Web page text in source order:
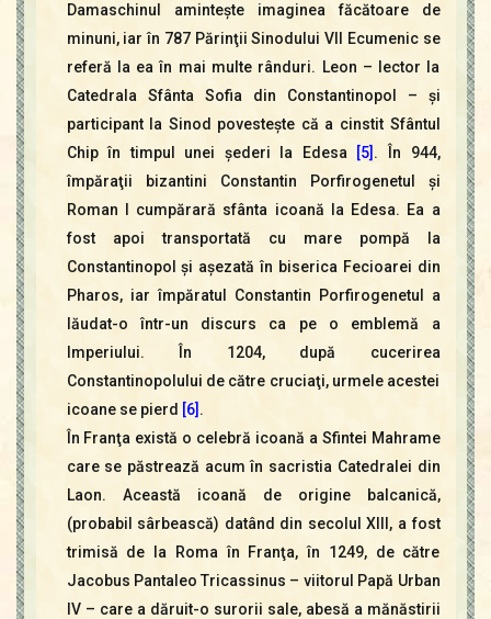
Damaschinul aminteşte imaginea făcătoare de
minuni, iar în 787 Părinţii Sinodului VII Ecumenic se
referă la ea în mai multe rânduri. Leon – lector la
Catedrala Sfânta Sofia din Constantinopol – şi
participant la Sinod povesteşte că a cinstit Sfântul
Chip în timpul unei şederi la Edesa [5] . În 944,
împăraţii bizantini Constantin Porfirogenetul şi
Roman I cumpărară sfânta icoană la Edesa. Ea a
fost apoi transportată cu mare pompă la
Constantinopol şi aşezată în biserica Fecioarei din
Pharos, iar împăratul Constantin Porfirogenetul a
lăudat-o într-un discurs ca pe o emblemă a
Imperiului. În 1204, după cucerirea
Constantinopolului de către cruciaţi, urmele acestei
icoane se pierd [6] .
În Franţa există o celebră icoană a Sfintei Mahrame
care se păstrează acum în sacristia Catedralei din
Laon. Această icoană de origine balcanică,
(probabil sârbească) datând din secolul XIII, a fost
trimisă de la Roma în Franţa, în 1249, de către
Jacobus Pantaleo Tricassinus – viitorul Papă Urban
IV – care a dăruit-o surorii sale, abesă a mănăstirii